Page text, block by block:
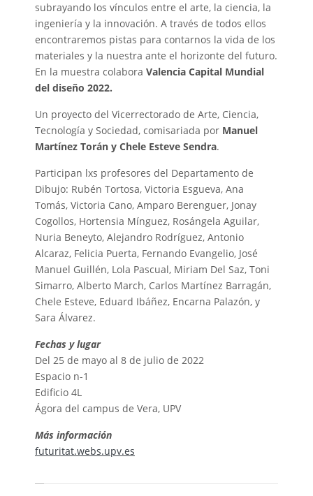
subrayando los vínculos entre el arte, la ciencia, la
ingeniería y la innovación. A través de todos ellos
encontraremos pistas para contarnos la vida de los
materiales y la nuestra ante el horizonte del futuro.
En la muestra colabora Valencia Capital Mundial
del diseño 2022.
Un proyecto del Vicerrectorado de Arte, Ciencia,
Tecnología y Sociedad, comisariada por Manuel
Martínez Torán y Chele Esteve Sendra.
Participan lxs profesores del Departamento de
Dibujo: Rubén Tortosa, Victoria Esgueva, Ana
Tomás, Victoria Cano, Amparo Berenguer, Jonay
Cogollos, Hortensia Mínguez, Rosángela Aguilar,
Nuria Beneyto, Alejandro Rodríguez, Antonio
Alcaraz, Felicia Puerta, Fernando Evangelio, José
Manuel Guillén, Lola Pascual, Miriam Del Saz, Toni
Simarro, Alberto March, Carlos Martínez Barragán,
Chele Esteve, Eduard Ibáñez, Encarna Palazón, y
Sara Álvarez.
Fechas y lugar
Del 25 de mayo al 8 de julio de 2022
Espacio n-1
Edificio 4L
Ágora del campus de Vera, UPV
Más información
futuritat.webs.upv.es